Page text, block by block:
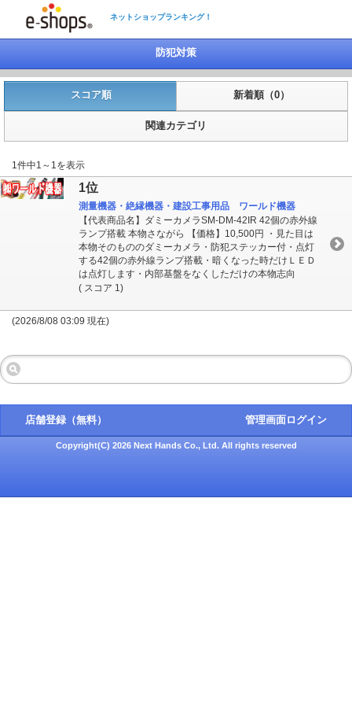
ネットショップランキング！
防犯対策
スコア順 新着順（0）
関連カテゴリ
1件中1～1を表示
1位
測量機器・絶縁機器・建設工事用品 ワールド機器
【代表商品名】ダミーカメラSM-DM-42IR 42個の赤外線
ランプ搭載 本物さながら 【価格】10,500円 ・見た目は
本物そのもののダミーカメラ・防犯ステッカー付・点灯
する42個の赤外線ランプ搭載・暗くなった時だけＬＥＤ
は点灯します・内部基盤をなくしただけの本物志向
( スコア 1)
(2026/8/08 03:09 現在)
店舗登録（無料） 管理画面ログイン
Copyright(C) 2026 Next Hands Co., Ltd. All rights reserved